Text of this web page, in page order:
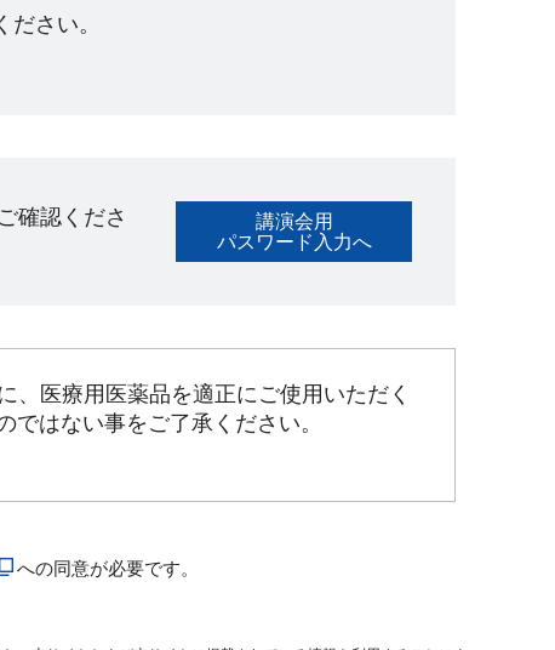
さい。​
確認くださ
講演会用
パスワード入力へ
、医療用医薬品を適正にご使用いただく
はない事をご了承ください。
への同意が必要です。